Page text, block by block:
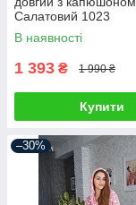
Салатовий 1023
В наявності
1 393 ₴ 1 990 ₴
Купити
–30%